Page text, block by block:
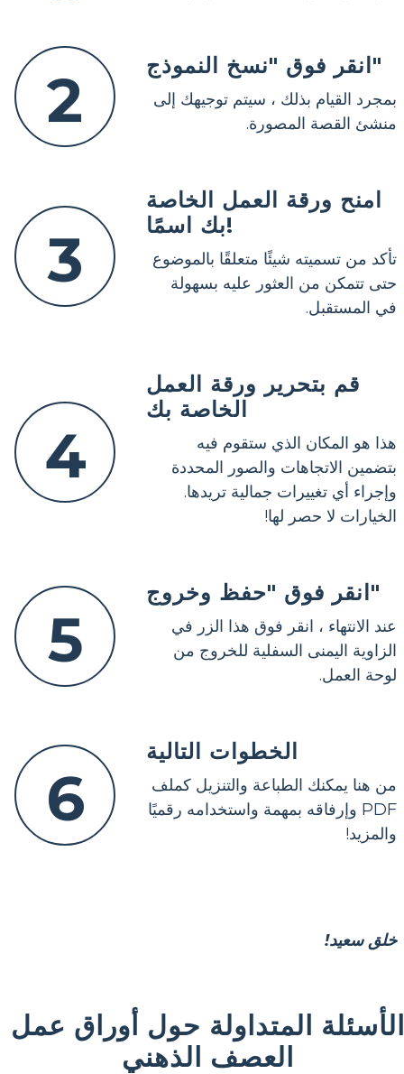
2 انقر فوق "نسخ النموذج"
بمجرد القيام بذلك ، سيتم توجيهك إلى
منشئ القصة المصورة.
3
امنح ورقة العمل الخاصة
بك اسمًا!
تأكد من تسميته شيئًا متعلقًا بالموضوع
حتى تتمكن من العثور عليه بسهولة
في المستقبل.
4
قم بتحرير ورقة العمل
الخاصة بك
هذا هو المكان الذي ستقوم فيه
بتضمين الاتجاهات والصور المحددة
وإجراء أي تغييرات جمالية تريدها.
الخيارات لا حصر لها!
5
انقر فوق "حفظ وخروج"
عند الانتهاء ، انقر فوق هذا الزر في
الزاوية اليمنى السفلية للخروج من
لوحة العمل.
6
الخطوات التالية
من هنا يمكنك الطباعة والتنزيل كملف
PDF وإرفاقه بمهمة واستخدامه رقميًا
والمزيد!
خلق سعيد!
الأسئلة المتداولة حول أوراق عمل
العصف الذهني